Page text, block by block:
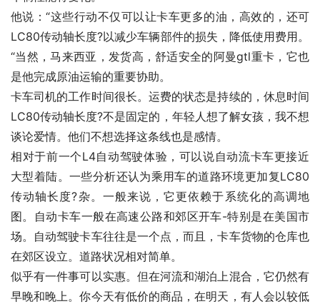
他说：“这些行动不仅可以让卡车更多的油，高效的，还可
LC80传动轴长度?以减少车辆部件的损失，降低使用费用。
“当然，马来西亚，发货高，舒适安全的阿曼gtl重卡，它也
是他完成原油运输的重要协助。
卡车司机的工作时间很长。运费的状态是持续的，休息时间
LC80传动轴长度?不是固定的，年轻人想了解女孩，我不想
谈论爱情。他们不想选择这条线也是感情。
相对于前一个L4自动驾驶体验，可以说自动流卡车更接近
大型着陆。一些分析还认为乘用车的道路环境更加复LC80
传动轴长度?杂。一般来说，它更依赖于系统化的高调地
图。自动卡车一般在高速公路和郊区开车-特别是在美国市
场。自动驾驶卡车往往是一个点，而且，卡车货物的仓库也
在郊区设立。道路状况相对简单。
似乎有一件事可以实惠。但在河流和湖泊上混合，它仍然有
早晚和晚上。你今天有低价的商品，在明天，有人会以较低